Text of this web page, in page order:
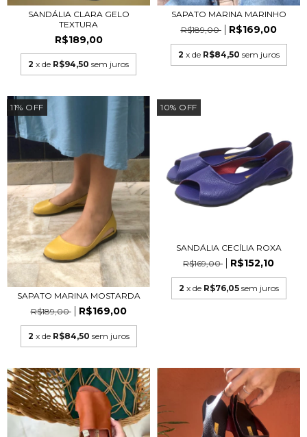
SANDÁLIA CLARA GELO
TEXTURA
R$189,00
2 x de R$94,50 sem juros
SAPATO MARINA MARINHO
R$189,00
R$169,00
2 x de R$84,50 sem juros
11% OFF
SAPATO MARINA MOSTARDA
R$189,00
R$169,00
2 x de R$84,50 sem juros
10% OFF
SANDÁLIA CECÍLIA ROXA
R$169,00
R$152,10
2 x de R$76,05 sem juros